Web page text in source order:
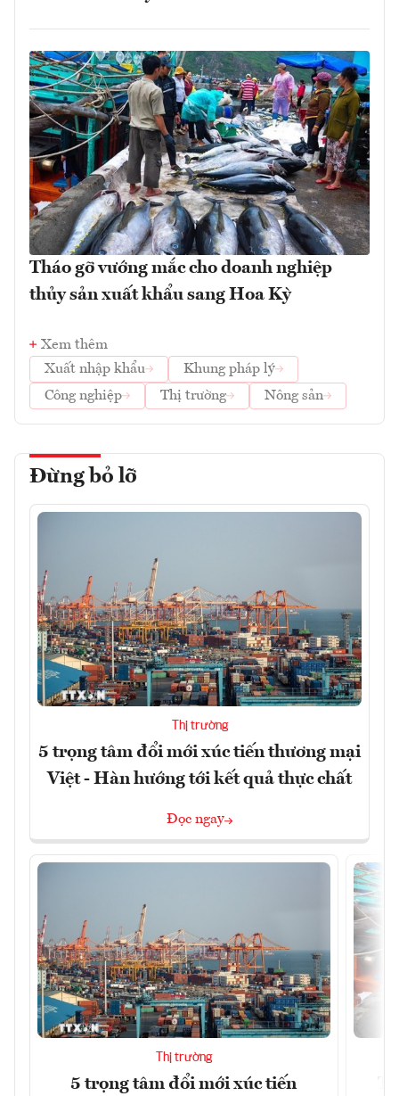
Tháo gỡ vướng mắc cho doanh nghiệp
thủy sản xuất khẩu sang Hoa Kỳ
Xem thêm
Xuất nhập khẩu
Khung pháp lý
Công nghiệp
Thị trường Nông sản
Đừng bỏ lỡ
Thị trường
5 trọng tâm đổi mới xúc tiến thương mại
Việt - Hàn hướng tới kết quả thực chất
Đọc ngay
Thị trường
5 trọng tâm đổi mới xúc tiến